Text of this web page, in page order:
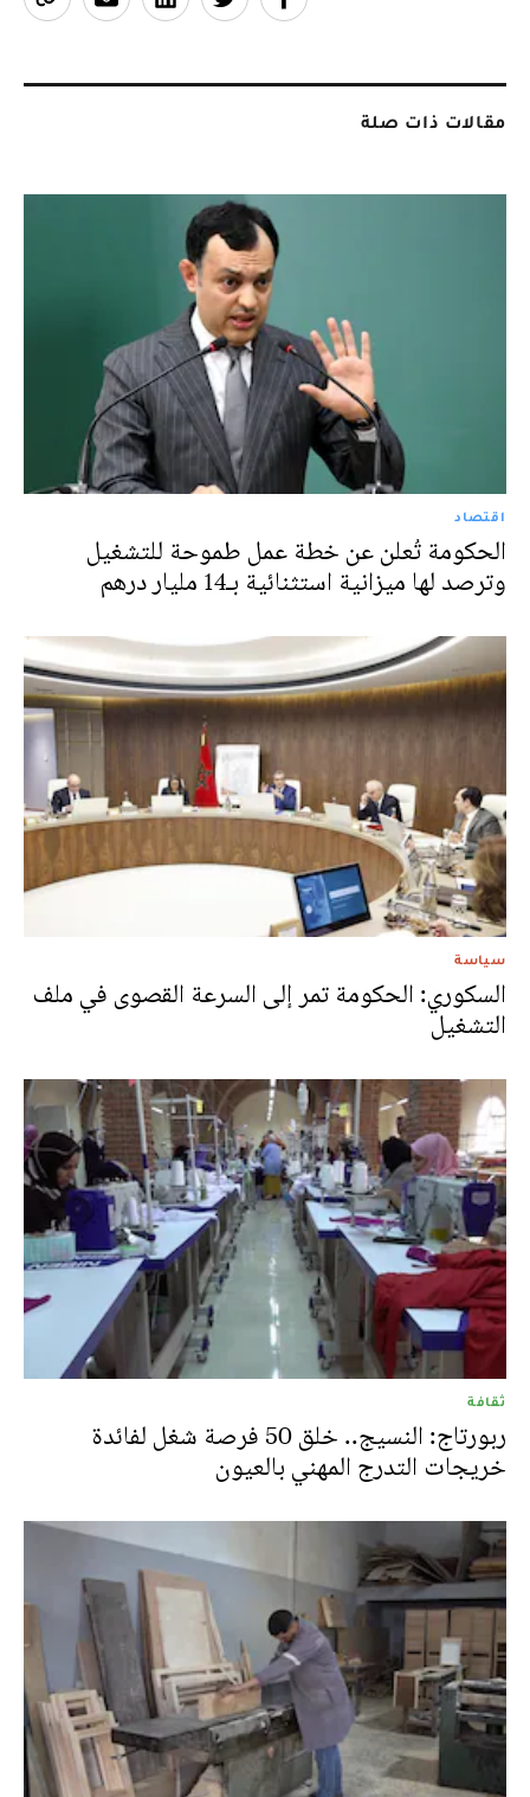
مقالات ذات صلة
اقتصاد
الحكومة تُعلن عن خطة عمل طموحة للتشغيل
وترصد لها ميزانية استثنائية بـ14 مليار درهم
سياسة
السكوري: الحكومة تمر إلى السرعة القصوى في ملف
التشغيل
ثقافة
ربورتاج: النسيج.. خلق 50 فرصة شغل لفائدة
خريجات التدرج المهني بالعيون